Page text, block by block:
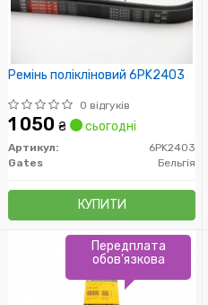
Ремінь полікліновий 6PK2403
0 відгуків
1 050 ₴ сьогодні
Артикул:
6PK2403
Gates
Бельгія
КУПИТИ
Передплата
обов'язкова